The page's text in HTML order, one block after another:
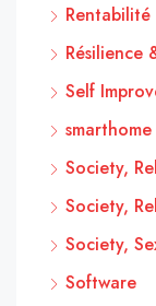
Rentabilité
Résilience
Self
smarthome
Society,
Society,
Society,
Software